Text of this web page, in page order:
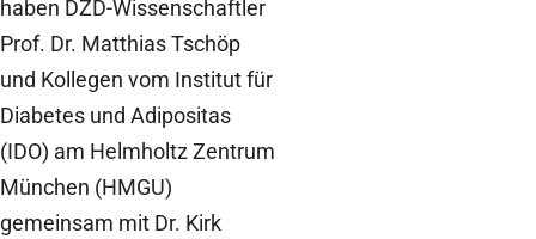
haben DZD-Wissenschaftler
Prof. Dr. Matthias Tschöp
und Kollegen vom Institut für
Diabetes und Adipositas
(IDO) am Helmholtz Zentrum
München (HMGU)
gemeinsam mit Dr. Kirk